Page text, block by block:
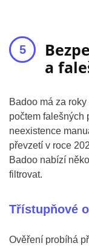
a
Badoo má za
počtem
neexistence
převzetí v roce
Badoo nabízí
filtrovat.
Třístupňové
Ověření probíhá